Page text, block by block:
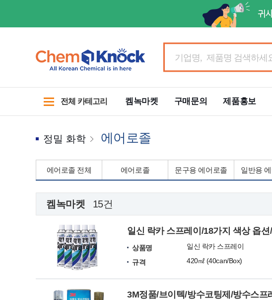
전체 카테고리 켐녹마켓 구매문의 제품홍보
정밀 화학 에어로졸
에어로졸 전체 에어로졸 문구용 에어로졸 일반용
켐녹마켓 15건
일신 락카 스프레이/18가지 색상 옵
상품명
일신 락카 스프레이
규격
420㎖ (40can/Box)
3M정품/브이텍/방수코팅제/방수스프